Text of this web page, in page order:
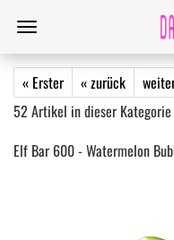
« Erster « zurück
52 Artikel in dieser Kategorie
Elf Bar 600 - Watermelon